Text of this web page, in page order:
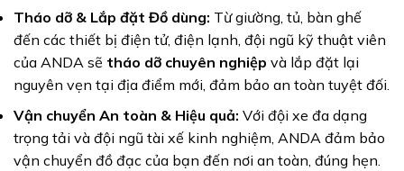
Tháo dỡ & Lắp đặt Đồ dùng: Từ giường, tủ, bàn ghế
đến các thiết bị điện tử, điện lạnh, đội ngũ kỹ thuật viên
của ANDA sẽ tháo dỡ chuyên nghiệp và lắp đặt lại
nguyên vẹn tại địa điểm mới, đảm bảo an toàn tuyệt đối.
Vận chuyển An toàn & Hiệu quả: Với đội xe đa dạng
trọng tải và đội ngũ tài xế kinh nghiệm, ANDA đảm bảo
vận chuyển đồ đạc của bạn đến nơi an toàn, đúng hẹn.